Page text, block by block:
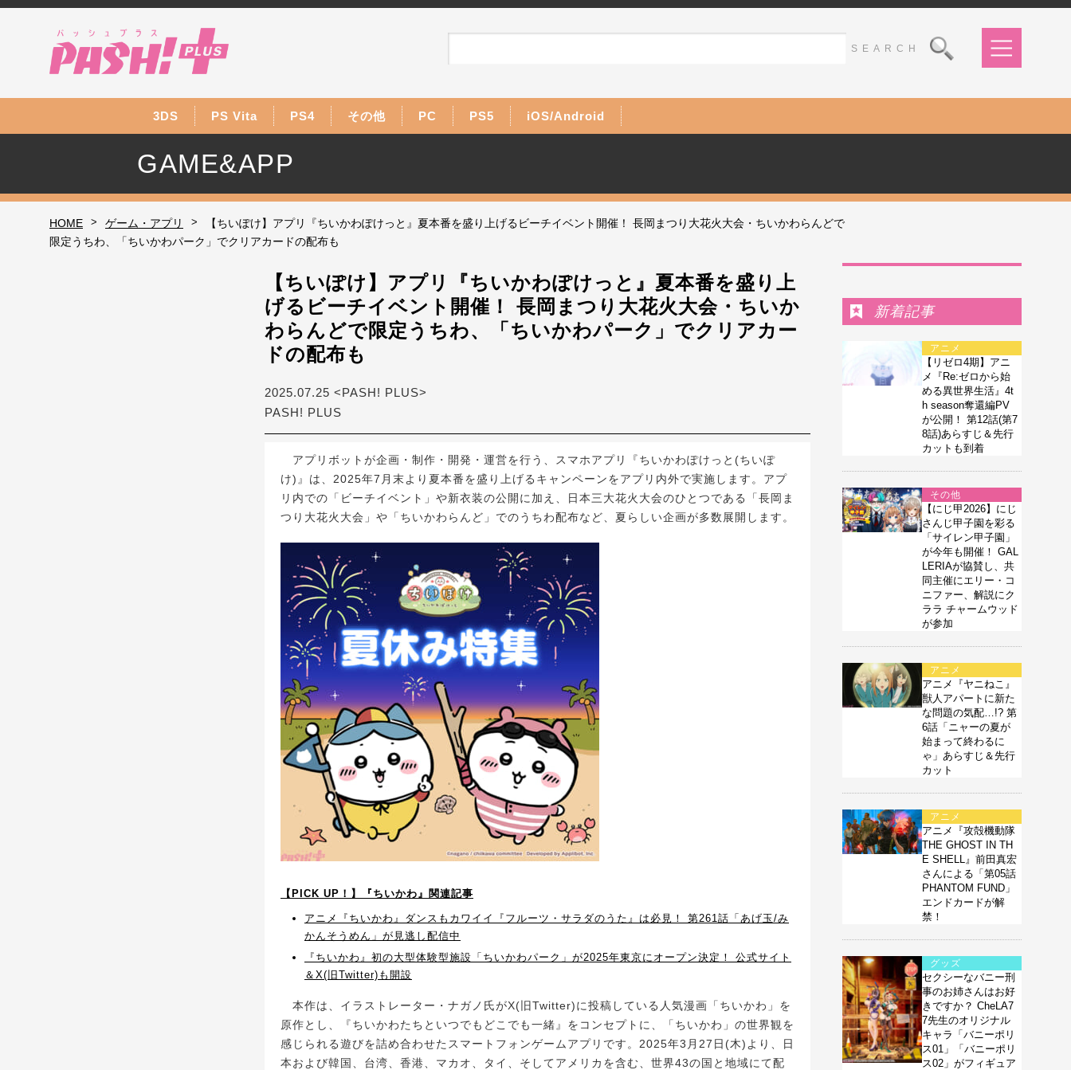
3DS PS Vita PS4 その他 PC PS5 iOS/Android
GAME&APP
HOME > ゲーム・アプリ >
【ちいぽけ】アプリ『ちいかわぽけっと』夏本番を盛り上げるビーチイベント開催！ 長岡まつり大花火大会・ちいかわらんどで
限定うちわ、「ちいかわパーク」でクリアカードの配布も
【ちいぽけ】アプリ『ちいかわぽけっと』夏本番を盛り上
げるビーチイベント開催！ 長岡まつり大花火大会・ちいか
わらんどで限定うちわ、「ちいかわパーク」でクリアカー
ドの配布も
2025.07.25 <PASH! PLUS>
PASH! PLUS
アプリボットが企画・制作・開発・運営を行う、スマホアプリ『ちいかわぽけっと(ちいぽ
け)』は、2025年7月末より夏本番を盛り上げるキャンペーンをアプリ内外で実施します。アプ
リ内での「ビーチイベント」や新衣装の公開に加え、日本三大花火大会のひとつである「長岡ま
つり大花火大会」や「ちいかわらんど」でのうちわ配布など、夏らしい企画が多数展開します。
【PICK UP！】『ちいかわ』関連記事
アニメ『ちいかわ』ダンスもカワイイ『フルーツ・サラダのうた』は必見！ 第261話「あげ玉/み
かんそうめん」が見逃し配信中
『ちいかわ』初の大型体験型施設「ちいかわパーク」が2025年東京にオープン決定！ 公式サイト
＆X(旧Twitter)も開設
本作は、イラストレーター・ナガノ氏がX(旧Twitter)に投稿している人気漫画「ちいかわ」を
原作とし、『ちいかわたちといつでもどこでも一緒』をコンセプトに、「ちいかわ」の世界観を
感じられる遊びを詰め合わせたスマートフォンゲームアプリです。2025年3月27日(木)より、日
本および韓国、台湾、香港、マカオ、タイ、そしてアメリカを含む、世界43の国と地域にて配
新着記事
アニメ
【リゼロ4期】アニ
メ『Re:ゼロから始
める異世界生活』4t
h season奪還編PV
が公開！ 第12話(第7
8話)あらすじ＆先行
カットも到着
その他
【にじ甲2026】にじ
さんじ甲子園を彩る
「サイレン甲子園」
が今年も開催！ GAL
LERIAが協賛し、共
同主催にエリー・コ
ニファー、解説にク
ララ チャームウッド
が参加
アニメ
アニメ『ヤニねこ』
獣人アパートに新た
な問題の気配…!? 第
6話「ニャーの夏が
始まって終わるに
ゃ」あらすじ＆先行
カット
アニメ
アニメ『攻殻機動隊
THE GHOST IN TH
E SHELL』前田真宏
さんによる「第05話
PHANTOM FUND」
エンドカードが解
禁！
グッズ
セクシーなバニー刑
事のお姉さんはお好
きですか？ CheLA7
7先生のオリジナル
キャラ「バニーポリ
ス01」「バニーポリ
ス02」がフィギュア